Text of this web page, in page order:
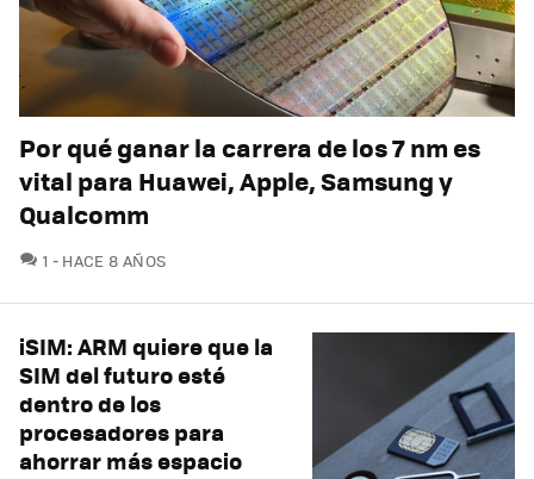
Por qué ganar la carrera de los 7 nm es
vital para Huawei, Apple, Samsung y
Qualcomm
1 COMENTARIOS
HACE 8 AÑOS
iSIM: ARM quiere que la
SIM del futuro esté
dentro de los
procesadores para
ahorrar más espacio